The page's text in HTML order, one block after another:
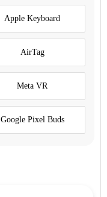
Apple Keyboard
AirTag
Meta VR
Google Pixel Buds